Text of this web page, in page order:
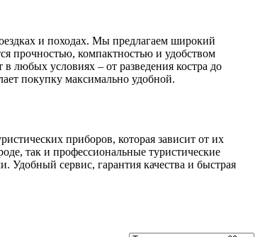
и походах. Мы предлагаем широкий
прочностью, компактностью и удобством
любых условиях – от разведения костра до
покупку максимально удобной.
приборов, которая зависит от их
так и профессиональные туристические
Удобный сервис, гарантия качества и быстрая